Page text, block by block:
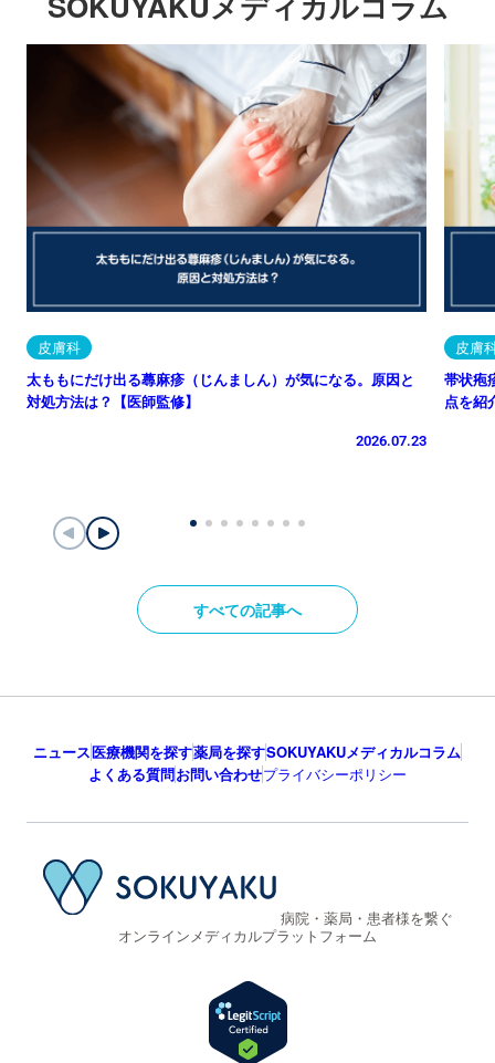
皮膚科
太ももにだけ出る蕁麻疹（じんましん）が気になる。原因と
対処方法は？【医師監修】
2026.07.23
皮膚
帯状疱
点を紹
すべての記事へ
ニュース医療機関を探す薬局を探すSOKUYAKUメディカルコラム
よくある質問お問い合わせプライバシーポリシー
病院・薬局・患者様を繋ぐ
オンラインメディカルプラットフォーム